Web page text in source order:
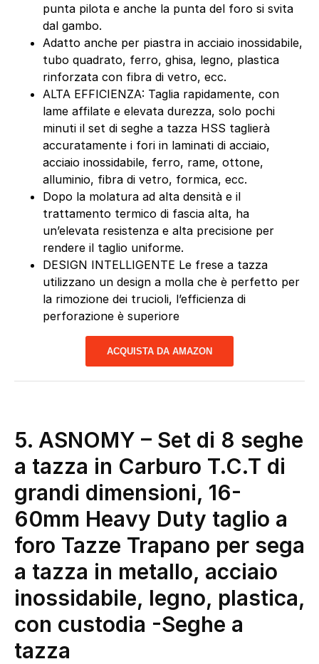
punta pilota e anche la punta del foro si svita
dal gambo.
Adatto anche per piastra in acciaio inossidabile,
tubo quadrato, ferro, ghisa, legno, plastica
rinforzata con fibra di vetro, ecc.
ALTA EFFICIENZA: Taglia rapidamente, con
lame affilate e elevata durezza, solo pochi
minuti il set di seghe a tazza HSS taglierà
accuratamente i fori in laminati di acciaio,
acciaio inossidabile, ferro, rame, ottone,
alluminio, fibra di vetro, formica, ecc.
Dopo la molatura ad alta densità e il
trattamento termico di fascia alta, ha
un’elevata resistenza e alta precisione per
rendere il taglio uniforme.
DESIGN INTELLIGENTE Le frese a tazza
utilizzano un design a molla che è perfetto per
la rimozione dei trucioli, l’efficienza di
perforazione è superiore
ACQUISTA DA AMAZON
5. ASNOMY – Set di 8 seghe
a tazza in Carburo T.C.T di
grandi dimensioni, 16-
60mm Heavy Duty taglio a
foro Tazze Trapano per sega
a tazza in metallo, acciaio
inossidabile, legno, plastica,
con custodia -Seghe a
tazza